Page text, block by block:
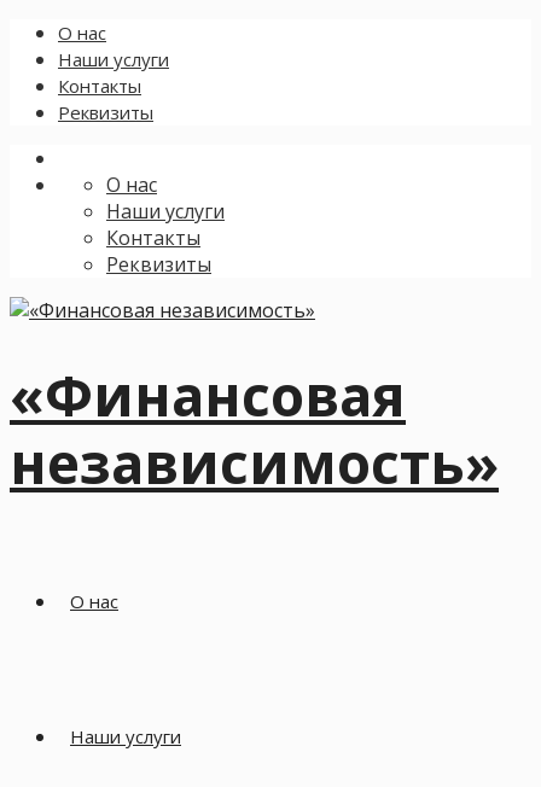
О нас
Наши услуги
Контакты
Реквизиты
О нас
Наши услуги
Контакты
Реквизиты
«Финансовая
независимость»
О нас
Наши услуги